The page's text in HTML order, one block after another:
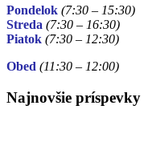
Pondelok (7:30 – 15:30)
Streda (7:30 – 16:30)
Piatok (7:30 – 12:30)
Obed (11:30 – 12:00)
Najnovšie príspevky